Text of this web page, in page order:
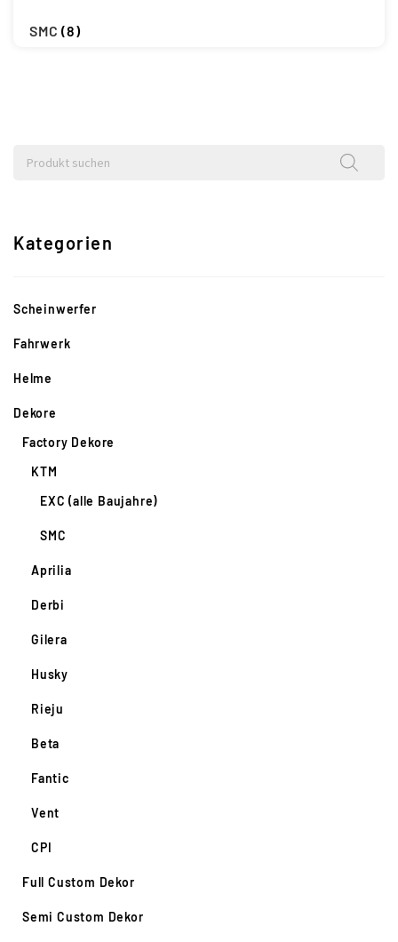
SMC(8)
Kategorien
Scheinwerfer
Fahrwerk
Helme
Dekore
Factory Dekore
KTM
EXC (alle Baujahre)
SMC
Aprilia
Derbi
Gilera
Husky
Rieju
Beta
Fantic
Vent
CPI
Full Custom Dekor
Semi Custom Dekor